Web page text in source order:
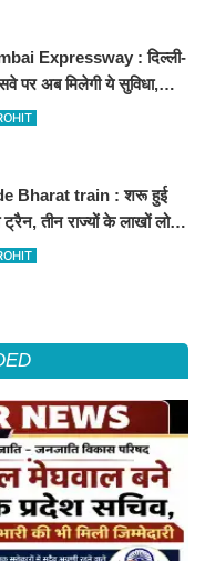
Expressway : दिल्ली-
पर अब मिलेगी ये सुविधा,
से तुरंत घायल पहुंचेगा
Bharat train : शरू हुई
तीन राज्यों के लाखों लोगों
आसान, देखें पूरा रूटमैप